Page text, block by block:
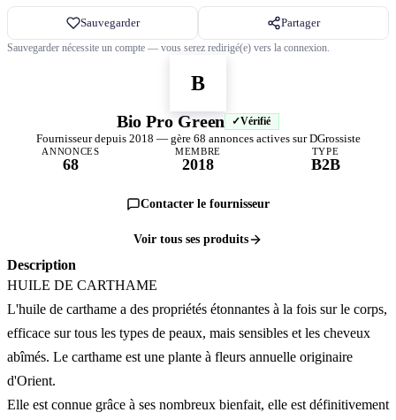
Sauvegarder Partager
Sauvegarder nécessite un compte — vous serez redirigé(e) vers la connexion.
B
Bio Pro Green Vérifié
Fournisseur depuis 2018 — gère 68 annonces actives sur DGrossiste
ANNONCES
68
MEMBRE
2018
TYPE
B2B
Contacter le fournisseur
Voir tous ses produits
Description
HUILE DE CARTHAME
L'huile de carthame a des propriétés étonnantes à la fois sur le corps,
efficace sur tous les types de peaux, mais sensibles et les cheveux
abîmés. Le carthame est une plante à fleurs annuelle originaire
d'Orient.
Elle est connue grâce à ses nombreux bienfait, elle est définitivement